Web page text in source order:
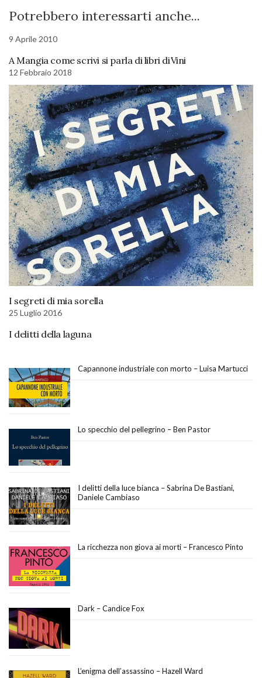
Potrebbero interessarti anche...
9 Aprile 2010
A Mangia come scrivi si parla di libri diVini
12 Febbraio 2018
I segreti di mia sorella
25 Luglio 2016
I delitti della laguna
Capannone industriale con morto – Luisa Martucci
Lo specchio del pellegrino – Ben Pastor
I delitti della luce bianca – Sabrina De Bastiani,
Daniele Cambiaso
La ricchezza non giova ai morti – Francesco Pinto
Dark – Candice Fox
L’enigma dell’assassino – Hazell Ward